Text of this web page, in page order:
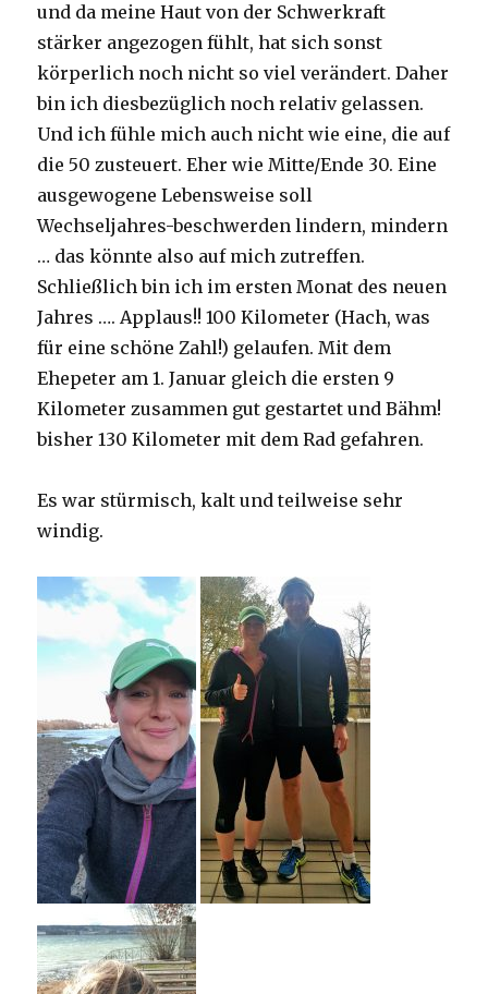
und da meine Haut von der Schwerkraft
stärker angezogen fühlt, hat sich sonst
körperlich noch nicht so viel verändert. Daher
bin ich diesbezüglich noch relativ gelassen.
Und ich fühle mich auch nicht wie eine, die auf
die 50 zusteuert. Eher wie Mitte/Ende 30. Eine
ausgewogene Lebensweise soll
Wechseljahres-beschwerden lindern, mindern
… das könnte also auf mich zutreffen.
Schließlich bin ich im ersten Monat des neuen
Jahres …. Applaus!! 100 Kilometer (Hach, was
für eine schöne Zahl!) gelaufen. Mit dem
Ehepeter am 1. Januar gleich die ersten 9
Kilometer zusammen gut gestartet und Bähm!
bisher 130 Kilometer mit dem Rad gefahren.
Es war stürmisch, kalt und teilweise sehr
windig.